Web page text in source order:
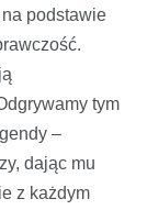
podstawie
tym
–
dając mu
z każdym